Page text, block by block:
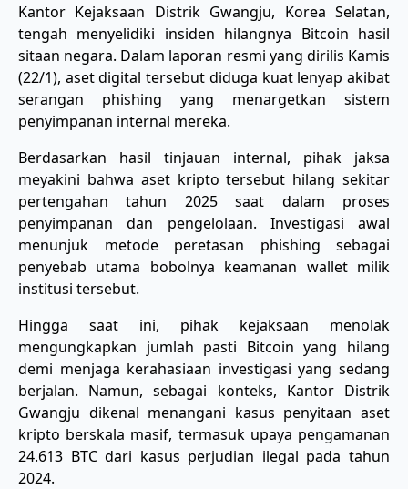
Kantor Kejaksaan Distrik Gwangju, Korea Selatan,
tengah menyelidiki insiden hilangnya Bitcoin hasil
sitaan negara. Dalam laporan resmi yang dirilis Kamis
(22/1), aset digital tersebut diduga kuat lenyap akibat
serangan phishing yang menargetkan sistem
penyimpanan internal mereka.
​Berdasarkan hasil tinjauan internal, pihak jaksa
meyakini bahwa aset kripto tersebut hilang sekitar
pertengahan tahun 2025 saat dalam proses
penyimpanan dan pengelolaan. Investigasi awal
menunjuk metode peretasan phishing sebagai
penyebab utama bobolnya keamanan wallet milik
institusi tersebut.
​Hingga saat ini, pihak kejaksaan menolak
mengungkapkan jumlah pasti Bitcoin yang hilang
demi menjaga kerahasiaan investigasi yang sedang
berjalan. Namun, sebagai konteks, Kantor Distrik
Gwangju dikenal menangani kasus penyitaan aset
kripto berskala masif, termasuk upaya pengamanan
24.613 BTC dari kasus perjudian ilegal pada tahun
2024.